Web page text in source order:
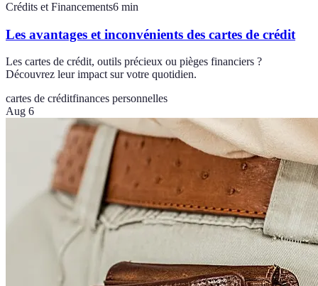
Crédits et Financements6 min
Les avantages et inconvénients des cartes de crédit
Les cartes de crédit, outils précieux ou pièges financiers ?
Découvrez leur impact sur votre quotidien.
cartes de créditfinances personnelles
Aug 6